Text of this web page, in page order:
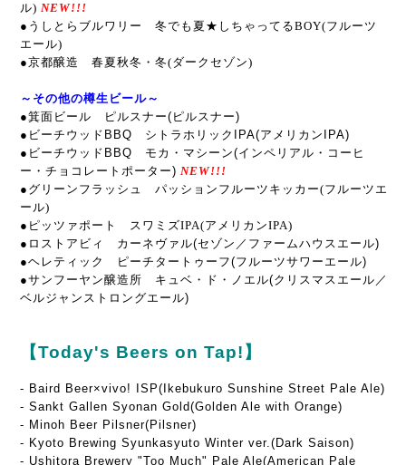
ル) NEW!!!
●うしとらブルワリー 冬でも夏★しちゃってるBOY(フルーツ
エール)
●京都醸造 春夏秋冬・冬(ダークセゾン)
～その他の樽生ビール～
●箕面ビール ピルスナー(ピルスナー)
●ビーチウッドBBQ シトラホリックIPA(アメリカンIPA)
●ビーチウッドBBQ モカ・マシーン(インペリアル・コーヒ
ー・チョコレートポーター) NEW!!!
●グリーンフラッシュ パッションフルーツキッカー(フルーツエ
ール)
●ピッツァポート スワミズIPA(アメリカンIPA)
● ロストアビィ カーネヴァル(セゾン／ファームハウスエール)
●ヘレティック ピーチタートゥーフ(フルーツサワーエール)
●サンフーヤン醸造所 キュベ・ド・ノエル(クリスマスエール／
ベルジャンストロングエール)
【Today's Beers on Tap!】
- Baird Beer×vivo! ISP(Ikebukuro Sunshine Street Pale Ale)
- Sankt Gallen Syonan Gold(Golden Ale with Orange)
- Minoh Beer Pilsner(Pilsner)
- Kyoto Brewing Syunkasyuto Winter ver.(Dark Saison)
- Ushitora Brewery "Too Much" Pale Ale(American Pale